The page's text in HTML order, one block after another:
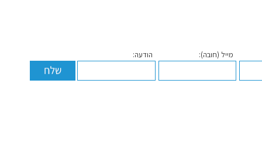
מייל (חובה): הודעה: